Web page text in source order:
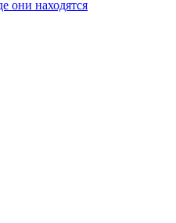
они находятся